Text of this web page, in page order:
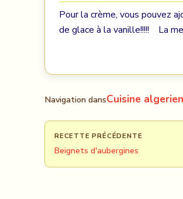
Pour la crème, vous pouvez
de glace à la vanille!!!!! La
Navigation dansCuisine
RECETTE PRÉCÉDENTE
Beignets d'aubergines